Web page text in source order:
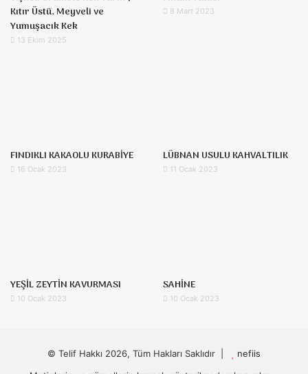
Kıtır Üstü, Meyveli ve
Yumuşacık Kek
13 Ekim 2025
8 Mart 2023
FINDIKLI KAKAOLU KURABİYE
16 Ocak 2023
LÜBNAN USULU KAHVALTILIK
11 Ocak 2023
YEŞİL ZEYTİN KAVURMASI
10 Ocak 2023
SAHİNE
10 Ocak 2023
© Telif Hakkı 2026, Tüm Hakları Saklıdır |
nefiis